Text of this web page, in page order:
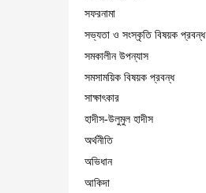
সফরনামা
সভ্যতা ও সংস্কৃতি বিষয়ক প্রবন্ধ
সমকালীন উপন্যাস
সমসাময়িক বিষয়ক প্রবন্ধ
সাক্ষাৎকার
হাদীস-উলুমুল হাদীস
অর্থনীতি
অভিধান
আকিদা